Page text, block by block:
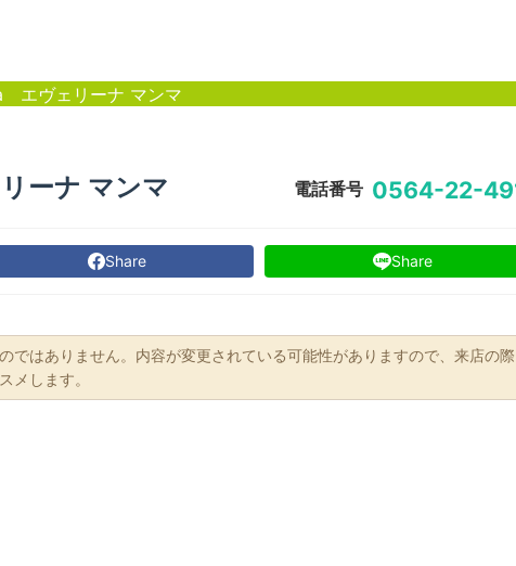
エヴェリーナ マンマ
ーナ マンマ 電話番号 0564-22-
Share Share
ではありません。内容が変更されている可能性がありますので、来店の際
メします。